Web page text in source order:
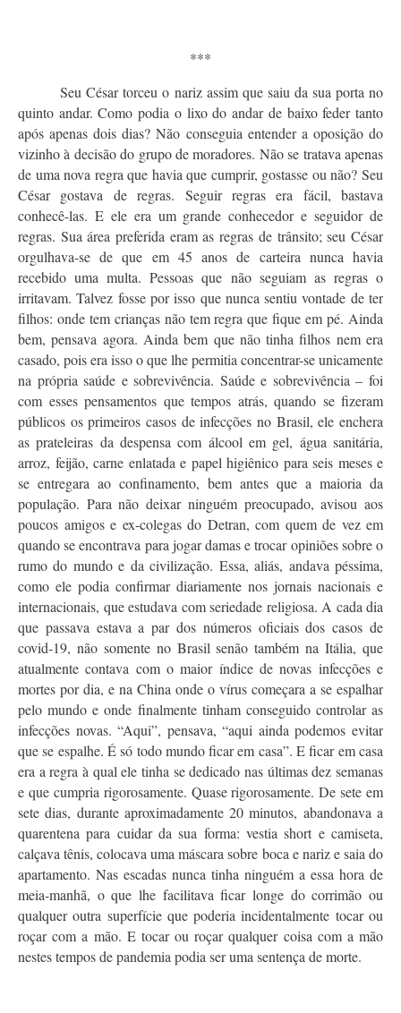
***
Seu César torceu o nariz assim que saiu da sua porta no
quinto andar. Como podia o lixo do andar de baixo feder tanto
após apenas dois dias? Não conseguia entender a oposição do
vizinho à decisão do grupo de moradores. Não se tratava apenas
de uma nova regra que havia que cumprir, gostasse ou não? Seu
César gostava de regras. Seguir regras era fácil, bastava
conhecê-las. E ele era um grande conhecedor e seguidor de
regras. Sua área preferida eram as regras de trânsito; seu César
orgulhava-se de que em 45 anos de carteira nunca havia
recebido uma multa. Pessoas que não seguiam as regras o
irritavam. Talvez fosse por isso que nunca sentiu vontade de ter
filhos: onde tem crianças não tem regra que fique em pé. Ainda
bem, pensava agora. Ainda bem que não tinha filhos nem era
casado, pois era isso o que lhe permitia concentrar-se unicamente
na própria saúde e sobrevivência. Saúde e sobrevivência – foi
com esses pensamentos que tempos atrás, quando se fizeram
públicos os primeiros casos de infecções no Brasil, ele enchera
as prateleiras da despensa com álcool em gel, água sanitária,
arroz, feijão, carne enlatada e papel higiênico para seis meses e
se entregara ao confinamento, bem antes que a maioria da
população. Para não deixar ninguém preocupado, avisou aos
poucos amigos e ex-colegas do Detran, com quem de vez em
quando se encontrava para jogar damas e trocar opiniões sobre o
rumo do mundo e da civilização. Essa, aliás, andava péssima,
como ele podia confirmar diariamente nos jornais nacionais e
internacionais, que estudava com seriedade religiosa. A cada dia
que passava estava a par dos números oficiais dos casos de
covid-19, não somente no Brasil senão também na Itália, que
atualmente contava com o maior índice de novas infecções e
mortes por dia, e na China onde o vírus começara a se espalhar
pelo mundo e onde finalmente tinham conseguido controlar as
infecções novas. “Aqui”, pensava, “aqui ainda podemos evitar
que se espalhe. É só todo mundo ficar em casa”. E ficar em casa
era a regra à qual ele tinha se dedicado nas últimas dez semanas
e que cumpria rigorosamente. Quase rigorosamente. De sete em
sete dias, durante aproximadamente 20 minutos, abandonava a
quarentena para cuidar da sua forma: vestia short e camiseta,
calçava tênis, colocava uma máscara sobre boca e nariz e saia do
apartamento. Nas escadas nunca tinha ninguém a essa hora de
meia-manhã, o que lhe facilitava ficar longe do corrimão ou
qualquer outra superfície que poderia incidentalmente tocar ou
roçar com a mão. E tocar ou roçar qualquer coisa com a mão
nestes tempos de pandemia podia ser uma sentença de morte.